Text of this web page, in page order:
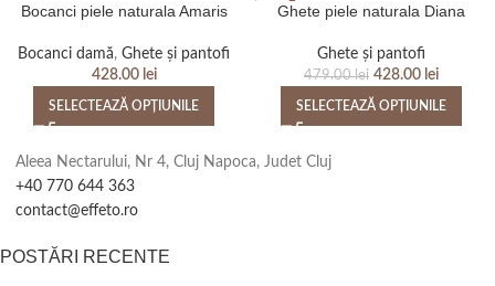
Bocanci piele naturala Amaris
Bocanci damă, Ghete și pantofi
428.00 lei
SELECTEAZĂ OPȚIUNILE
-11%Ghete piele naturala Diana
Ghete și pantofi
479.00lei 428.00 lei
SELECTEAZĂ OPȚIUNILE
Aleea Nectarului, Nr 4, Cluj Napoca, Judet Cluj
+40 770 644 363
contact@effeto.ro
POSTĂRI RECENTE